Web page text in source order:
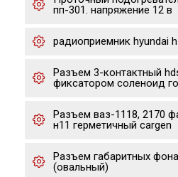
пп-301. напряжение 12 в
радиоприемник hyundai
Разъем 3-контактный
фиксатором соленоид
Разъем ваз-1118, 2170
н11 герметичный cargen
Разъем габаритных
(овальный)